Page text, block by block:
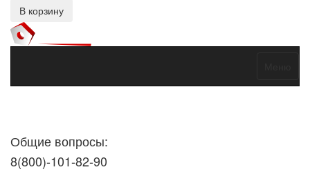
В корзину
Общие вопросы:
8(800)-101-82-90